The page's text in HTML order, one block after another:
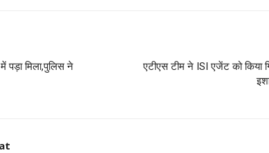
पड़ा मिला,पुलिस ने
एटीएस टीम ने ISI एजेंट को किया